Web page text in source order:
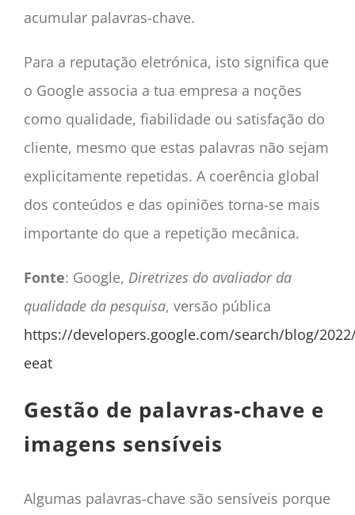
acumular palavras-chave.
Para a reputação eletrónica, isto significa que
o Google associa a tua empresa a noções
como qualidade, fiabilidade ou satisfação do
cliente, mesmo que estas palavras não sejam
explicitamente repetidas. A coerência global
dos conteúdos e das opiniões torna-se mais
importante do que a repetição mecânica.
Fonte: Google, Diretrizes do avaliador da
qualidade da pesquisa, versão pública
https://developers.google.com/search/blog/
eeat
Gestão de palavras-chave e
imagens sensíveis
Algumas palavras-chave são sensíveis porque